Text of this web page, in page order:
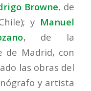
Browne, de
y Manuel
, de la
de Madrid, con
las obras del
y artista